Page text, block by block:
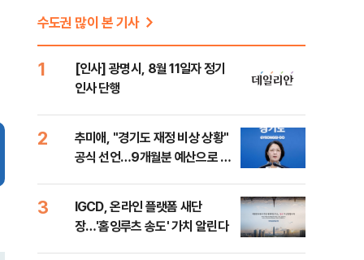
수도권 많이 본 기사
1
[인사] 광명시, 8월 11일자 정기
인사 단행
2
추미애, "경기도 재정 비상 상황"
공식 선언…9개월분 예산으로 민
3
IGCD, 온라인 플랫폼 새단
장…'홈잉루츠 송도' 가치 알린다